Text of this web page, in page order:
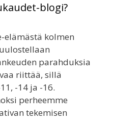
blogi?
elämästä kolmen
parahduksia
riittää, sillä
-14 ja -16.
perheemme
tekemisen